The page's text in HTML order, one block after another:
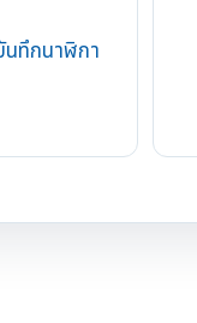
นทึกนาฬิกา